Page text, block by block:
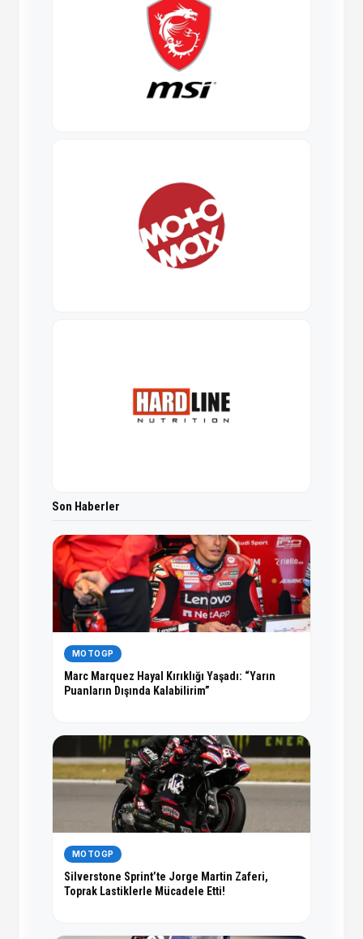
Son Haberler
MOTOGP
Marc Marquez Hayal Kırıklığı Yaşadı: “Yarın
Puanların Dışında Kalabilirim”
MOTOGP
Silverstone Sprint’te Jorge Martin Zaferi,
Toprak Lastiklerle Mücadele Etti!